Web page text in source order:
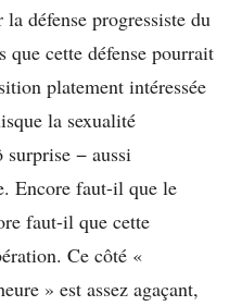
défense progressiste du
que cette défense pourrait
platement intéressée
la sexualité
− aussi
Encore faut-il que le
faut-il que cette
Ce côté «
» est assez agaçant,